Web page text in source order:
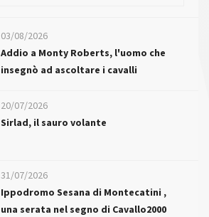
03/08/2026
Addio a Monty Roberts, l'uomo che
insegnò ad ascoltare i cavalli
20/07/2026
Sirlad, il sauro volante
31/07/2026
Ippodromo Sesana di Montecatini ,
una serata nel segno di Cavallo2000